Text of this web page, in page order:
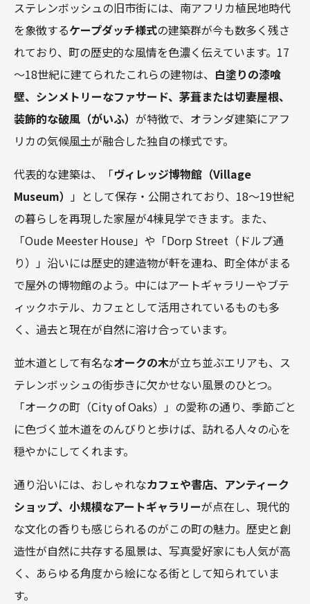
ステレンボッシュの旧市街には、南アフリカ植民地時代
を象徴するケープダッチ様式の建築群が今も数多く残さ
れており、町の歴史的な風情を色濃く伝えています。17
～18世紀に建てられたこれらの建物は、 白塗りの漆喰
壁、シンメトリーなファサード、茅葺または切妻屋根、
装飾的な破風（がいふ） が特徴で、オランダ建築にアフ
リカの気候風土が融合した独自の様式です。
代表的な建築は、「ヴィレッジ博物館（Village
Museum）
」として保存・公開されており、18～19世紀
の暮らしを再現した家屋が4棟見学できます。また、
「Oude Meester House」や「Dorp Street（ドルプ通
り）」沿いには歴史的建造物が軒を連ね、町全体がまる
で屋外の博物館のよう。中にはアートギャラリーやブテ
ィックホテル、カフェとして活用されているものも多
く、過去と現在が自然に溶け合っています。
並木道として有名なオークの木が立ち並ぶエリアも、ス
テレンボッシュの街歩きに欠かせない風景のひとつ。
「オークの町（City of Oaks）」の愛称の通り、季節ごと
に色づく並木道をのんびりと歩けば、訪れる人々の心を
穏やかにしてくれます。
通り沿いには、おしゃれなカフェや書店、アンティーク
ショップ、小規模なアートギャラリーが点在し、現代的
な文化の香りも感じられるのがこの町の魅力。歴史と創
造性が自然に共存する風景は、写真愛好家にも人気が高
く、あらゆる角度から絵になる街として知られていま
す。